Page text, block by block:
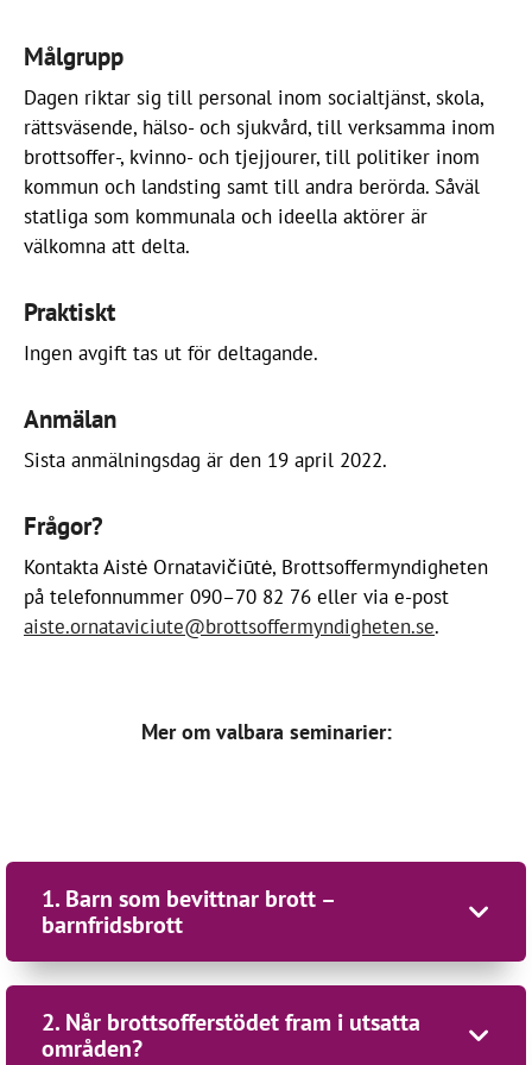
Målgrupp
Dagen riktar sig till personal inom socialtjänst, skola,
rättsväsende, hälso- och sjukvård, till verksamma inom
brottsoffer-, kvinno- och tjejjourer, till politiker inom
kommun och landsting samt till andra berörda. Såväl
statliga som kommunala och ideella aktörer är
välkomna att delta.
Praktiskt
Ingen avgift tas ut för deltagande.
Anmälan
Sista anmälningsdag är den 19 april 2022.
Frågor?
Kontakta Aistė Ornatavičiūtė, Brottsoffermyndigheten
på telefonnummer 090–70 82 76 eller via e-post
aiste.ornataviciute@brottsoffermyndigheten.se.
Mer om valbara seminarier:
1. Barn som bevittnar brott –
barnfridsbrott
Arrangör: Brottsoffermyndigheten
2. Når brottsofferstödet fram i utsatta
områden?